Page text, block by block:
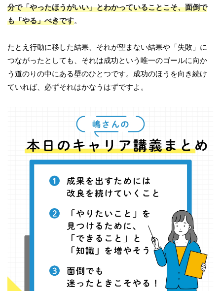
分で「やったほうがいい」とわかっていることこそ、面倒で
も「やる」べきです。
たとえ行動に移した結果、それが望まない結果や「失敗」に
つながったとしても、それは成功という唯一のゴールに向か
う道のりの中にある壁のひとつです。成功のほうを向き続け
ていれば、必ずそれはかなうはずですよ。